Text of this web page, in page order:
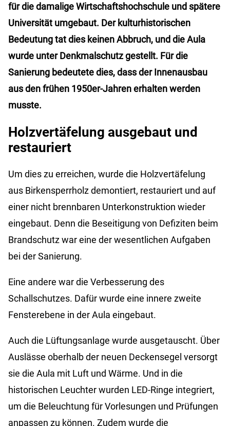
für die damalige Wirtschaftshochschule und spätere
Universität umgebaut. Der kulturhistorischen
Bedeutung tat dies keinen Abbruch, und die Aula
wurde unter Denkmalschutz gestellt. Für die
Sanierung bedeutete dies, dass der Innenausbau
aus den frühen 1950er-Jahren erhalten werden
musste.
Holzvertäfelung ausgebaut und
restauriert
Um dies zu erreichen, wurde die Holzvertäfelung
aus Birkensperrholz demontiert, restauriert und auf
einer nicht brennbaren Unterkonstruktion wieder
eingebaut. Denn die Beseitigung von Defiziten beim
Brandschutz war eine der wesentlichen Aufgaben
bei der Sanierung.
Eine andere war die Verbesserung des
Schallschutzes. Dafür wurde eine innere zweite
Fensterebene in der Aula eingebaut.
Auch die Lüftungsanlage wurde ausgetauscht. Über
Auslässe oberhalb der neuen Deckensegel versorgt
sie die Aula mit Luft und Wärme. Und in die
historischen Leuchter wurden LED-Ringe integriert,
um die Beleuchtung für Vorlesungen und Prüfungen
anpassen zu können. Zudem wurde die